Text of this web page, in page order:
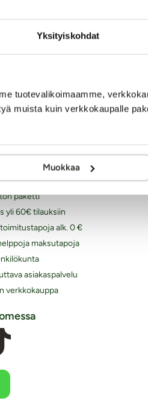
Yksityiskohdat
tuotevalikoimaamme,
muista kuin verkkokaupalle
Muokkaa
palstan etusivulle Takaisin
valikoima eroottisia tuotteita
14 tehdyt tilaukset lähetetään vielä
paketti
yli 60€ tilauksiin
alk. 0 €
maksutapoja
asiakaspalvelu
verkkokauppa